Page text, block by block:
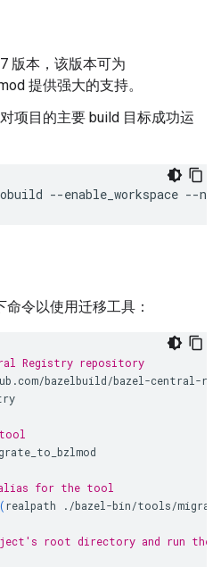
版本，该版本可为
提供强大的支持。
项目的主要 build 目标成功运
--enable_workspace --
令以使用迁移工具：
Registry repository
alias for the tool
realpath ./bazel-bin/tools/
root directory and run the